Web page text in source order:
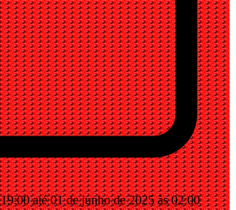
até 01 de junho de 2025 às 02:00